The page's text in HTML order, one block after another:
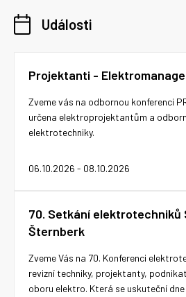
Události
Projektanti -
06.10.2026 - 08.10.2026
Zveme vás na odbornou konferenci
určena elektroprojektantům a
elektrotechniky.
70. Setkání elektrotechniků
Šternberk
Zveme Vás na 70. Konferenci
revizní techniky, projektanty,
oboru elektro. Která se uskuteční